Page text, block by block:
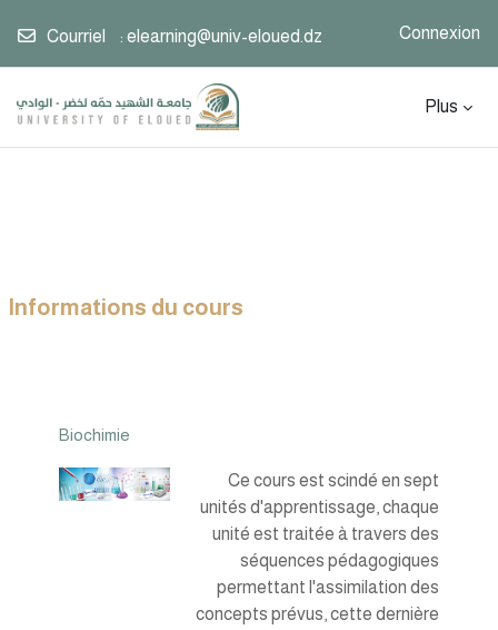
Courriel : elearning@univ-eloued.dz Connexion
Plus
Informations du cours
Biochimie
Ce cours est scindé en sept
unités d'apprentissage, chaque
unité est traitée à travers des
séquences pédagogiques
permettant l'assimilation des
concepts prévus, cette dernière